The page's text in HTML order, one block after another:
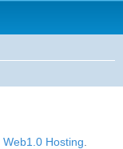
Web1.0 Hosting.